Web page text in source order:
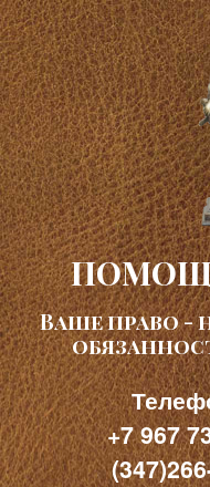
Ваше право -
+7 967